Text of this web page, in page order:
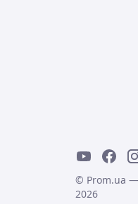
© Prom.ua —
2026